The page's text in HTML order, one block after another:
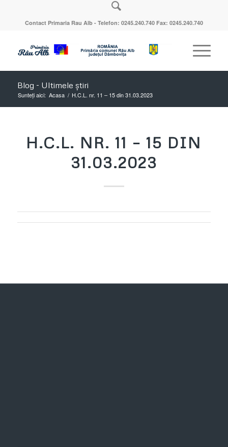
Contact Primaria Rau Alb - Telefon: 0245.240.740 Fax: 0245.240.740
Blog - Ultimele știri
Sunteți aici: Acasa / H.C.L. nr. 11 – 15 din 31.03.2023
H.C.L. NR. 11 – 15 DIN
31.03.2023